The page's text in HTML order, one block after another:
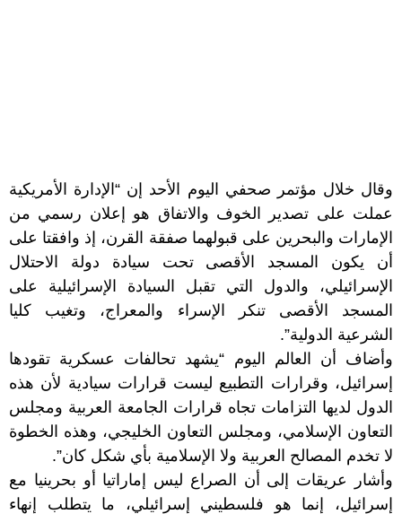
وقال خلال مؤتمر صحفي اليوم الأحد إن “الإدارة الأمريكية
عملت على تصدير الخوف والاتفاق هو إعلان رسمي من
الإمارات والبحرين على قبولهما صفقة القرن، إذ وافقتا على
أن يكون المسجد الأقصى تحت سيادة دولة الاحتلال
الإسرائيلي، والدول التي تقبل السيادة الإسرائيلية على
المسجد الأقصى تنكر الإسراء والمعراج، وتغيب كليا
الشرعية الدولية”.
وأضاف أن العالم اليوم “يشهد تحالفات عسكرية تقودها
إسرائيل، وقرارات التطبيع ليست قرارات سيادية لأن هذه
الدول لديها التزامات تجاه قرارات الجامعة العربية ومجلس
التعاون الإسلامي، ومجلس التعاون الخليجي، وهذه الخطوة
لا تخدم المصالح العربية ولا الإسلامية بأي شكل كان”.
وأشار عريقات إلى أن الصراع ليس إماراتيا أو بحرينيا مع
إسرائيل، إنما هو فلسطيني إسرائيلي، ما يتطلب إنهاء